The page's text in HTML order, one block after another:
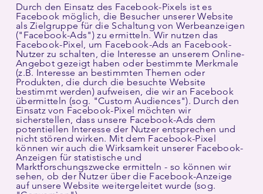
Durch den Einsatz des Facebook-Pixels ist es
Facebook möglich, die Besucher unserer Website
als Zielgruppe für die Schaltung von Werbeanzeigen
("Facebook-Ads") zu ermitteln. Wir nutzen das
Facebook-Pixel, um Facebook-Ads an Facebook-
Nutzer zu schalten, die Interesse an unserem Online-
Angebot gezeigt haben oder bestimmte Merkmale
(z.B. Interesse an bestimmten Themen oder
Produkten, die durch die besuchte Website
bestimmt werden) aufweisen, die wir an Facebook
übermitteln (sog. "Custom Audiences"). Durch den
Einsatz von Facebook-Pixel möchten wir
sicherstellen, dass unsere Facebook-Ads dem
potentiellen Interesse der Nutzer entsprechen und
nicht störend wirken. Mit dem Facebook-Pixel
können wir auch die Wirksamkeit unserer Facebook-
Anzeigen für statistische und
Marktforschungszwecke ermitteln - so können wir
sehen, ob der Nutzer über die Facebook-Anzeige
auf unsere Website weitergeleitet wurde (sog.